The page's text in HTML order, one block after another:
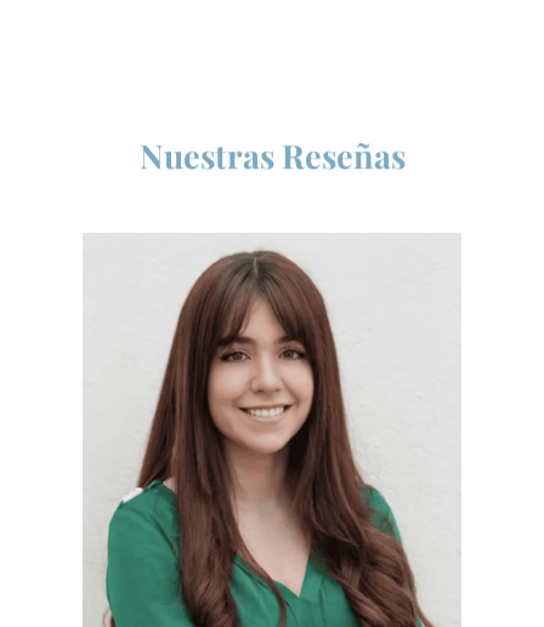
Nuestras Reseñas